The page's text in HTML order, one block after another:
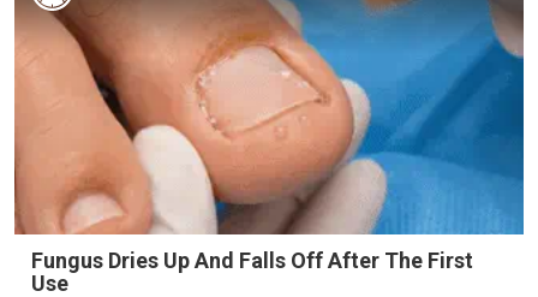
Fungus Dries Up And Falls Off After The First
Use